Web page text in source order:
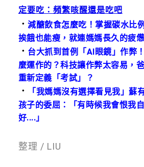
定要吃：頻繁咳醒還是吃吧
．減醣飲食怎麼吃！掌握碳水比
挨餓也能瘦，就連媽媽長久的疲
． 台大抓到首例「AI眼鏡」作弊
麼運作的？科技讓作弊太容易，
重新定義「考試」？
．
「我媽媽沒有選擇看見我」蘇
孩子的委屈：「有時候我會恨我
好....」
整理 / LIU